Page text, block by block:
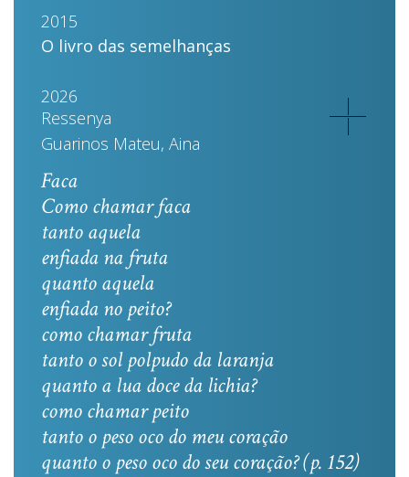
2015
O livro das semelhanças
2026
Ressenya
Guarinos Mateu, Aina
Faca
Como chamar faca
tanto aquela
enfiada na fruta
quanto aquela
enfiada no peito?
como chamar fruta
tanto o sol polpudo da laranja
quanto a lua doce da lichia?
como chamar peito
tanto o peso oco do meu coração
quanto o peso oco do seu coração? (p. 152)